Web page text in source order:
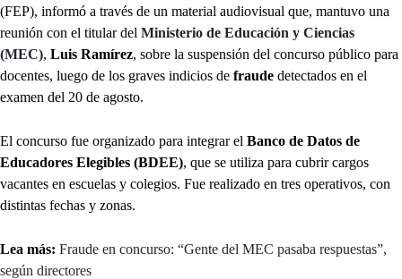
(FEP), informó a través de un material audiovisual que, mantuvo una
reunión con el titular del Ministerio de Educación y Ciencias
(MEC), Luis Ramírez, sobre la suspensión del concurso público para
docentes, luego de los graves indicios de fraude detectados en el
examen del 20 de agosto.
El concurso fue organizado para integrar el Banco de Datos de
Educadores Elegibles (BDEE), que se utiliza para cubrir cargos
vacantes en escuelas y colegios. Fue realizado en tres operativos, con
distintas fechas y zonas.
Lea más: Fraude en concurso: “Gente del MEC pasaba respuestas”,
según directores